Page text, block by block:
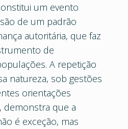
um evento
de um padrão
autoritária, que faz
de
A repetição
natureza, sob gestões
orientações
demonstra que a
é exceção, mas